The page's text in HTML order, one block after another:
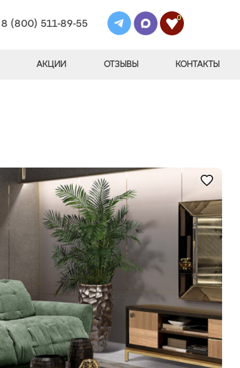
8 (800) 511-89-55
0
АКЦИИ ОТЗЫВЫ КОНТАКТЫ